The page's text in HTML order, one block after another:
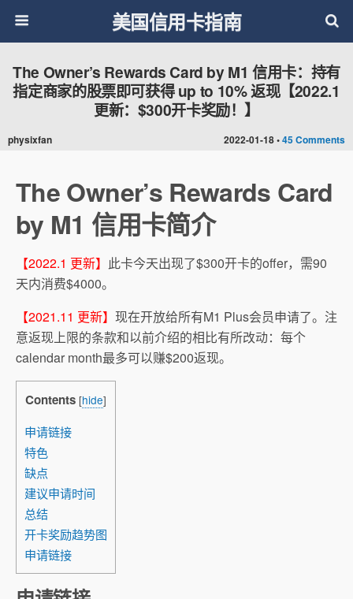
美国信用卡指南
2022-01-18 •45 Comments
The Owner’s Rewards Card by M1 信用卡：持有
指定商家的股票即可获得 up to 10% 返现【2022.1
更新：$300开卡奖励！】
physixfan
The Owner’s Rewards Card
by M1 信用卡简介
【2022.1 更新】 此卡今天出现了$300开卡的offer，需90
天内消费$4000。
【2021.11 更新】 现在开放给所有M1 Plus会员申请了。注
意返现上限的条款和以前介绍的相比有所改动：每个
calendar month最多可以赚$200返现。
Contents [hide]
申请链接
特色
缺点
建议申请时间
总结
开卡奖励趋势图
申请链接